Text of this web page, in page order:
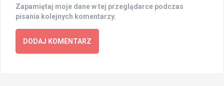
Zapamiętaj moje dane w tej przeglądarce podczas
pisania kolejnych komentarzy.